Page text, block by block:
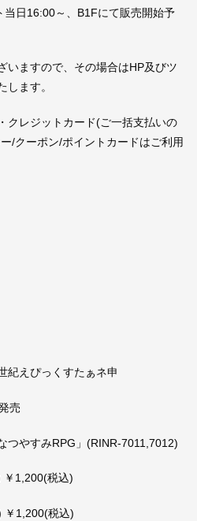
当日16:00～、B1Fにて販売開始予
いますので、その場合はHP及びツ
します。
クレジットカード(ご一括支払いの
/クーポン/ポイントカードはご利用
紀えぴっくすたぁネ申
売
つやすみRPG」(RINR-7011,7012)
￥1,200(税込)
￥1,200(税込)